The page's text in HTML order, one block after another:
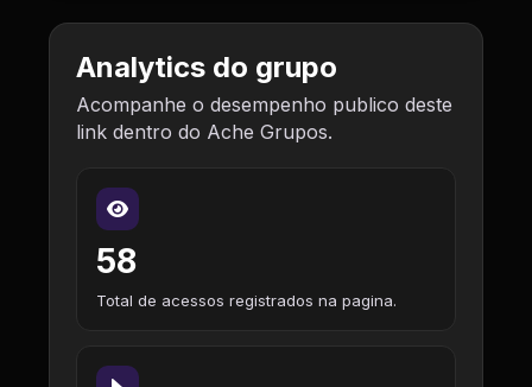
Analytics do grupo
Acompanhe o desempenho publico deste
link dentro do Ache Grupos.
58
Total de acessos registrados na pagina.